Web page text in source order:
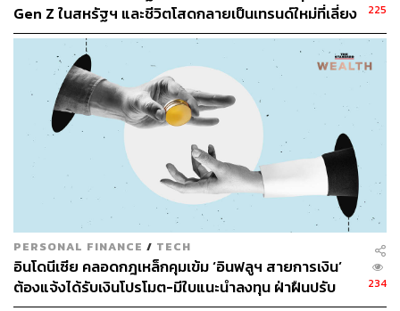
Gen Z ในสหรัฐฯ และชีวิตโสดกลายเป็นเทรนด์ใหม่ที่เลี่ยง
ไม่ได้
225
PERSONAL FINANCE / TECH
อินโดนีเซีย คลอดกฎเหล็กคุมเข้ม ‘อินฟลูฯ สายการเงิน’
ต้องแจ้งได้รับเงินโปรโมต-มีใบแนะนำลงทุน ฝ่าฝืนปรับ
234